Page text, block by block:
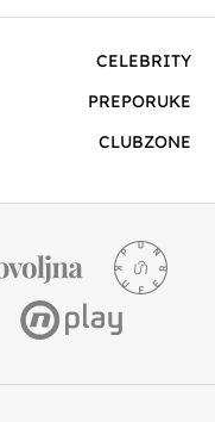
CELEBRITY
PREPORUKE
CLUBZONE